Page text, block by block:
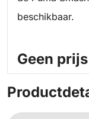
beschikbaar.
Geen